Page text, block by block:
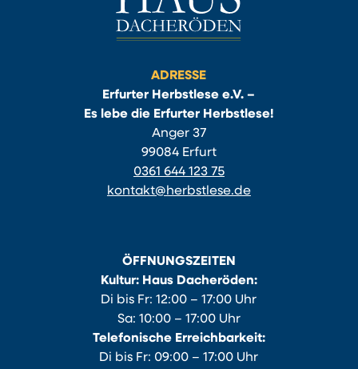
ADRESSE
Erfurter Herbstlese e.V. –
Es lebe die Erfurter Herbstlese!
Anger 37
99084 Erfurt
0361 644 123 75
kontakt@herbstlese.de
ÖFFNUNGSZEITEN
Kultur: Haus Dacheröden:
Di bis Fr: 12:00 – 17:00 Uhr
Sa: 10:00 – 17:00 Uhr
Telefonische Erreichbarkeit:
Di bis Fr: 09:00 – 17:00 Uhr